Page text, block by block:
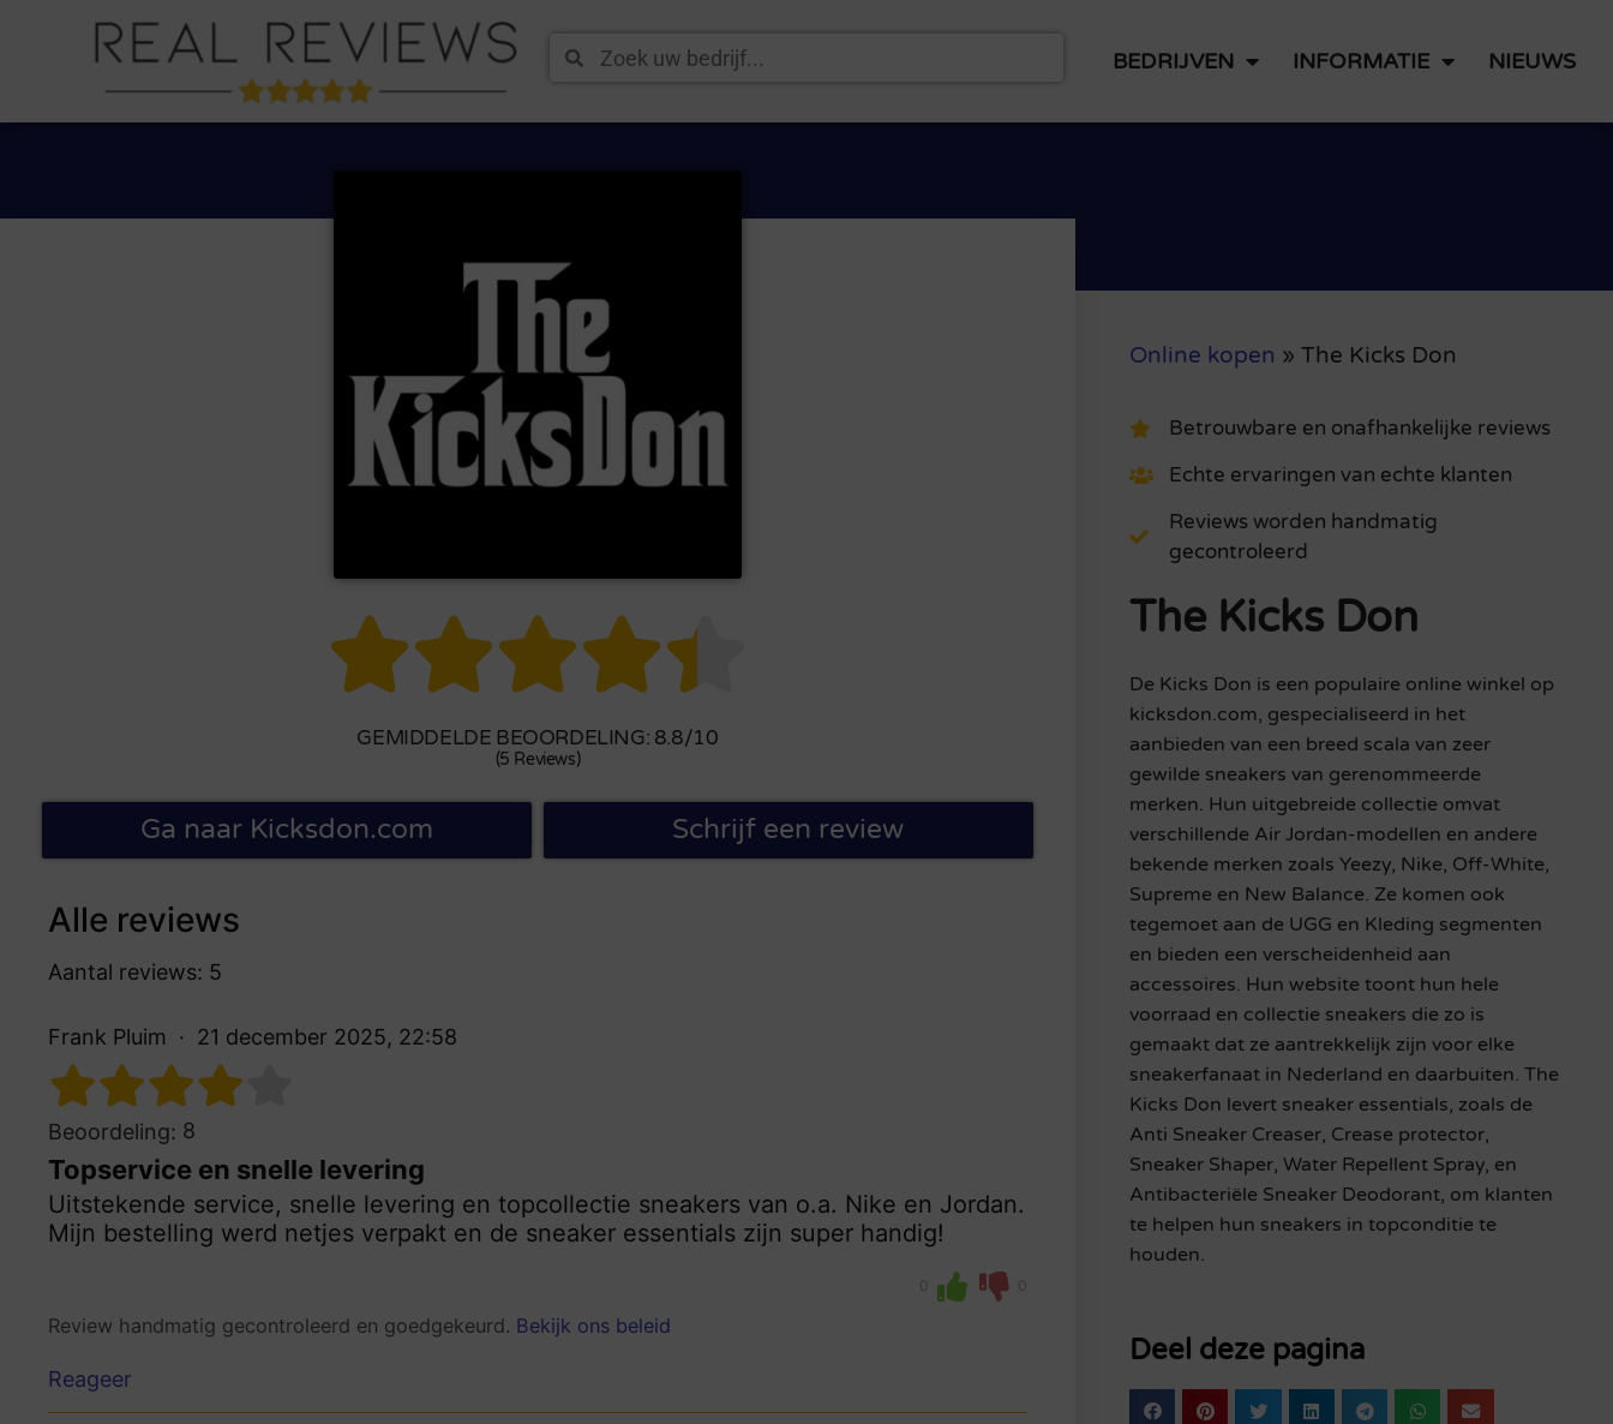
BEDRIJVEN INFORMATIE NIEUWS

GEMIDDELDE BEOORDELING: 8.8/10
(5 Reviews)
Ga naar Kicksdon.com Schrijf een review
Alle reviews
Aantal reviews: 5
Frank Pluim 21 december 2025, 22:58
Beoordeling: 8
Topservice en snelle levering
Uitstekende service, snelle levering en topcollectie sneakers van o.a. Nike en Jordan.
Mijn bestelling werd netjes verpakt en de sneaker essentials zijn super handig!
0 0
Review handmatig gecontroleerd en goedgekeurd. Bekijk ons beleid
Reageer
Online kopen » The Kicks Don
Betrouwbare en onafhankelijke reviews
Echte ervaringen van echte klanten
Reviews worden handmatig
gecontroleerd
The Kicks Don
De Kicks Don is een populaire online winkel op
kicksdon.com, gespecialiseerd in het
aanbieden van een breed scala van zeer
gewilde sneakers van gerenommeerde
merken. Hun uitgebreide collectie omvat
verschillende Air Jordan-modellen en andere
bekende merken zoals Yeezy, Nike, Off-White,
Supreme en New Balance. Ze komen ook
tegemoet aan de UGG en Kleding segmenten
en bieden een verscheidenheid aan
accessoires. Hun website toont hun hele
voorraad en collectie sneakers die zo is
gemaakt dat ze aantrekkelijk zijn voor elke
sneakerfanaat in Nederland en daarbuiten. The
Kicks Don levert sneaker essentials, zoals de
Anti Sneaker Creaser, Crease protector,
Sneaker Shaper, Water Repellent Spray, en
Antibacteriële Sneaker Deodorant, om klanten
te helpen hun sneakers in topconditie te
houden.
Deel deze pagina